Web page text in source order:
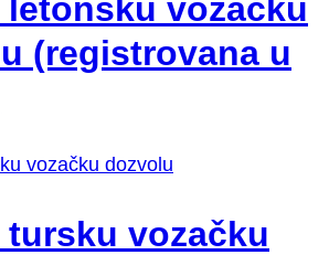
vozačku
(registrovana u
vozačku